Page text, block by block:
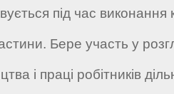
під час виконання
Бере участь у
і праці робітників